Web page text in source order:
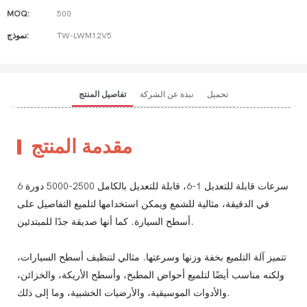
MOQ: 500
نموذج: TW-LWM12V5
تفاصيل المنتج نبذة عن الشركة تحميل
مقدمة المنتج
6 سرعات قابلة للتعديل 1-6، قابلة للتعديل بالكامل 2500-5000 دورة
في الدقيقة، مثالية للشمع ويمكن استخدامها لتلميع التفاصيل على
أسطح السيارة. كما أنها صديقة جدًا للمبتدئين.
تتميز آلة التلميع بخفة وزنها وسرعتها. مثالي لتنظيف أسطح السيارات،
ولكنه مناسب أيضًا لتلميع أحواض المطبخ، وأسطح الأريكة، والخزائن،
والأدوات الموسيقية، والأرضيات الخشبية، وما إلى ذلك.